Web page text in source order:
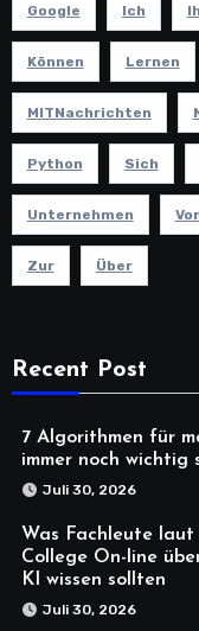
Google Ich
Können Lernen
MITNachrichten
Python Sich
Unternehmen
Zur Über
Recent Post
7 Algorithmen für
immer noch wichtig
Juli 30, 2026
Was Fachleute
College On-line
KI wissen sollten
Juli 30, 2026